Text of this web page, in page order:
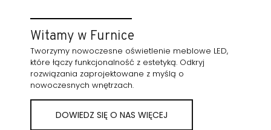
Witamy w Furnice
Tworzymy nowoczesne oświetlenie meblowe LED,
które łączy funkcjonalność z estetyką. Odkryj
rozwiązania zaprojektowane z myślą o
nowoczesnych wnętrzach.
DOWIEDZ SIĘ O NAS WIĘCEJ